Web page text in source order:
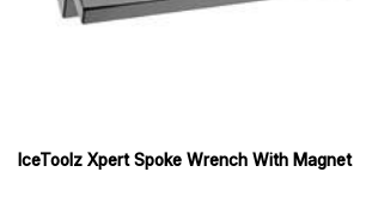
IceToolz Xpert Spoke Wrench With Magnet